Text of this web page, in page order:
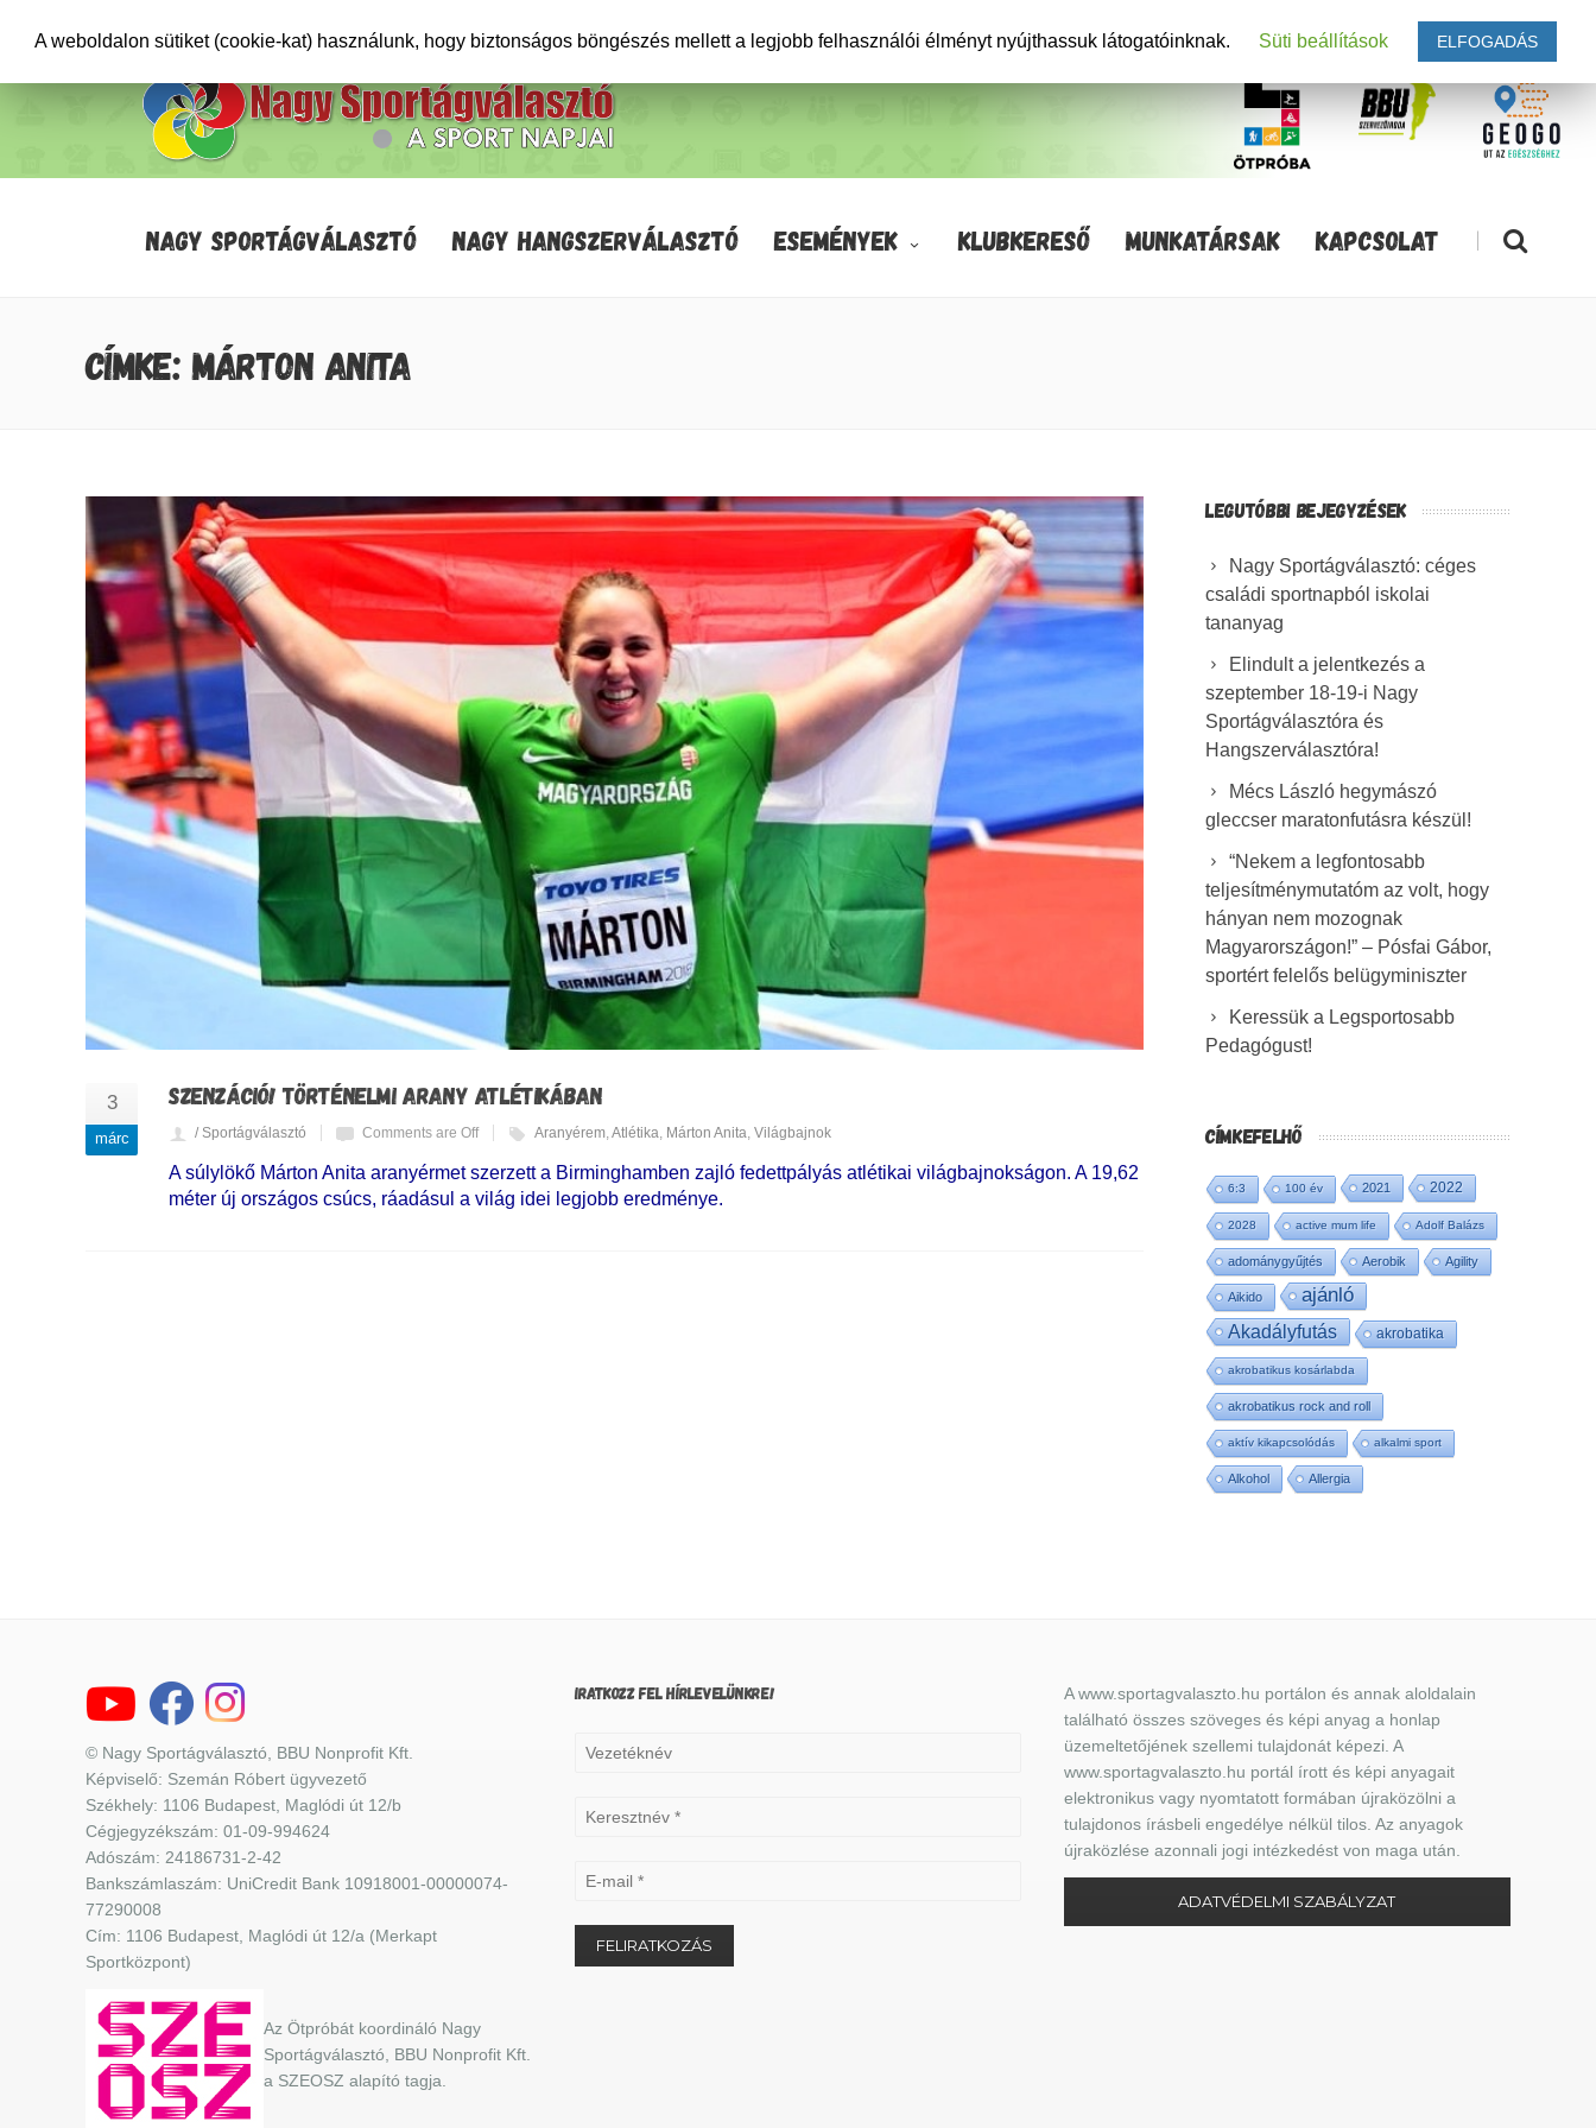
NAGY SPORTÁGVÁLASZTÓ NAGY HANGSZERVÁLASZTÓ ESEMÉNYEK KLUBKERESŐ MUNKATÁRSAK KAPCSOLAT |
CÍMKE: MÁRTON ANITA
3
márc
SZENZÁCIÓ! TÖRTÉNELMI ARANY ATLÉTIKÁBAN
/ Sportágválasztó Comments are Off Aranyérem Atlétika Márton Anita Világbajnok
A súlylökő Márton Anita aranyérmet szerzett a Birminghamben zajló fedettpályás atlétikai világbajnokságon. A 19,62
méter új országos csúcs, ráadásul a világ idei legjobb eredménye.
LEGUTÓBBI BEJEGYZÉSEK
Nagy Sportágválasztó: céges
családi sportnapból iskolai
tananyag
Elindult a jelentkezés a
szeptember 18-19-i Nagy
Sportágválasztóra és
Hangszerválasztóra!
Mécs László hegymászó
gleccser maratonfutásra készül!
“Nekem a legfontosabb
teljesítménymutatóm az volt, hogy
hányan nem mozognak
Magyarországon!” – Pósfai Gábor,
sportért felelős belügyminiszter
Keressük a Legsportosabb
Pedagógust!
CÍMKEFELHŐ
6:3 100 év 2021 2022
2028 active mum life Adolf Balázs
adománygyűjtés Aerobik Agility
Aikido ajánló
Akadályfutás akrobatika
akrobatikus kosárlabda
akrobatikus rock and roll
aktív kikapcsolódás alkalmi sport
Alkohol Allergia
© Nagy Sportágválasztó, BBU Nonprofit Kft.
Képviselő: Szemán Róbert ügyvezető
Székhely: 1106 Budapest, Maglódi út 12/b
Cégjegyzékszám: 01-09-994624
Adószám: 24186731-2-42
Bankszámlaszám: UniCredit Bank 10918001-00000074-
77290008
Cím: 1106 Budapest, Maglódi út 12/a (Merkapt
Sportközpont)
Az Ötpróbát koordináló Nagy
Sportágválasztó, BBU Nonprofit Kft.
a SZEOSZ alapító tagja.
IRATKOZZ FEL HÍRLEVELÜNKRE!
A www.sportagvalaszto.hu portálon és annak aloldalain
található összes szöveges és képi anyag a honlap
üzemeltetőjének szellemi tulajdonát képezi. A
www.sportagvalaszto.hu portál írott és képi anyagait
elektronikus vagy nyomtatott formában újraközölni a
tulajdonos írásbeli engedélye nélkül tilos. Az anyagok
újraközlése azonnali jogi intézkedést von maga után.
ADATVÉDELMI SZABÁLYZAT
A weboldalon sütiket (cookie-kat) használunk, hogy biztonságos böngészés mellett a legjobb felhasználói élményt nyújthassuk látogatóinknak. Süti beállítások ELFOGADÁS